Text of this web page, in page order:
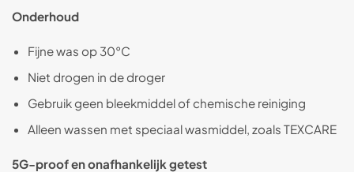
Onderhoud
Fijne was op 30°C
Niet drogen in de droger
Gebruik geen bleekmiddel of chemische reiniging
Alleen wassen met speciaal wasmiddel, zoals TEXCARE
5G-proof en onafhankelijk getest